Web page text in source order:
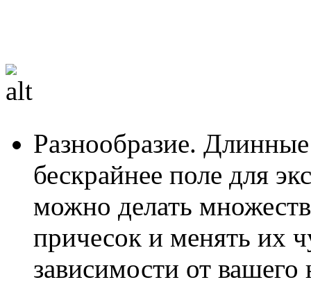
Разнообразие.
бескрайнее поле для
можно делать
причесок и менять их
зависимости от